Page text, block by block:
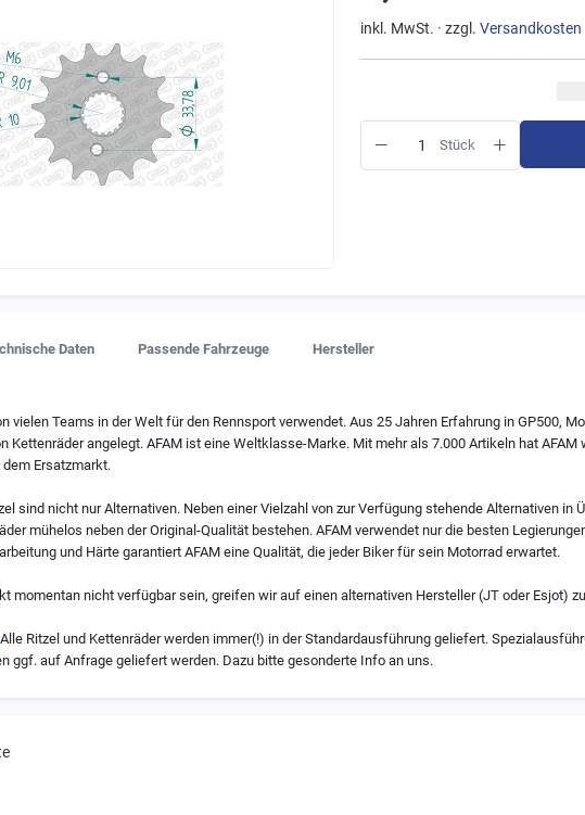
inkl. MwSt. · zzgl. Versandkosten
Stück
Daten Passende Fahrzeuge Hersteller
vielen Teams in der Welt für den Rennsport verwendet. Aus 25 Jahren Erfahrung in GP500,
Kettenräder angelegt. AFAM ist eine Weltklasse-Marke. Mit mehr als 7.000 Artikeln hat
Ersatzmarkt.
sind nicht nur Alternativen. Neben einer Vielzahl von zur Verfügung stehende Alternativen in
mühelos neben der Original-Qualität bestehen. AFAM verwendet nur die besten
und Härte garantiert AFAM eine Qualität, die jeder Biker für sein Motorrad erwartet.
momentan nicht verfügbar sein, greifen wir auf einen alternativen Hersteller (JT oder Esjot)
Alle Ritzel und Kettenräder werden immer(!) in der Standardausführung geliefert.
ggf. auf Anfrage geliefert werden. Dazu bitte gesonderte Info an uns.